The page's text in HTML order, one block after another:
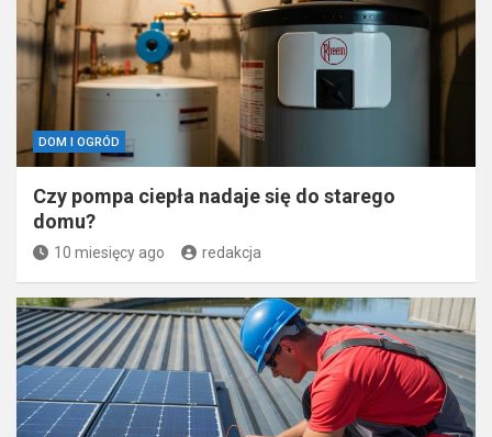
DOM I OGRÓD
Czy pompa ciepła nadaje się do starego
domu?
10 miesięcy ago redakcja